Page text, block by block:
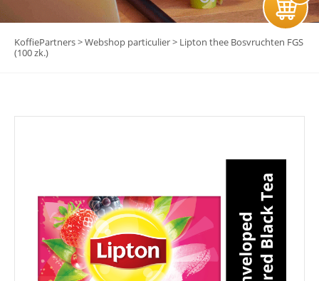
KoffiePartners>Webshop particulier> Lipton thee Bosvruchten FGS
(100 zk.)